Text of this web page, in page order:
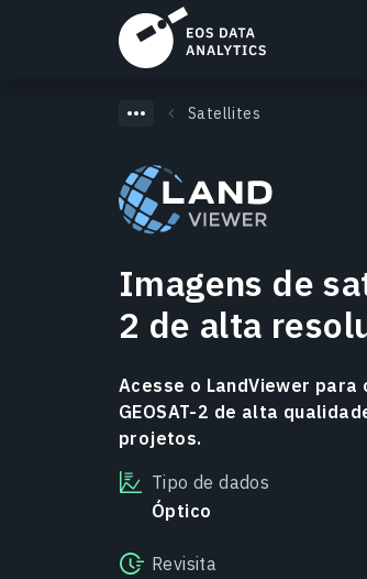
LandViewer
Pesquise, visualize e analise
diretamente no seu navegador.
Saiba mais
Satellites
Imagens de
2 de alta
Acesse o LandViewer
GEOSAT-2 de alta
projetos.
Tipo de dados
Óptico
Revisita